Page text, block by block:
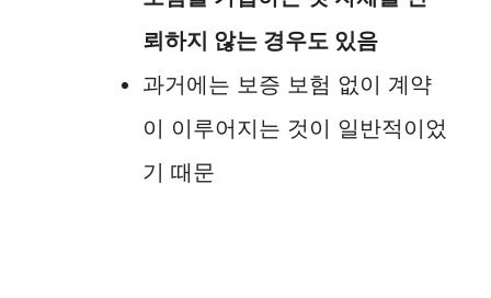
뢰하지 않는 경우도 있음
과거에는 보증 보험 없이 계약
이 이루어지는 것이 일반적이었
기 때문